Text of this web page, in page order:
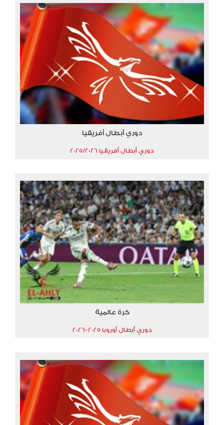
دوري أبطال أفريقيا
دوري أبطال أفريقيا 2025/2026
كرة عالمية
دوري أبطال أوروبا 2025-2026